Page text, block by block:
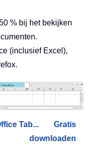
% bij het bekijken
(inclusief Excel),
Tab...
Gratis
downloaden